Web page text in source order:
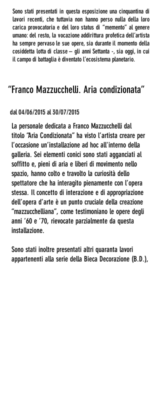
Sono stati presentati in questa esposizione una cinquantina di
lavori recenti, che tuttavia non hanno perso nulla della loro
carica provocatoria e del loro status di “memento” al genere
umano: del resto, la vocazione addirittura profetica dell’artista
ha sempre pervaso le sue opere, sia durante il momento della
cosiddetta lotta di classe – gli anni Settanta -, sia oggi, in cui
il campo di battaglia è diventato l’ecosistema planetario.
“Franco Mazzucchelli. Aria condizionata”
dal 04/06/2015 al 30/07/2015
La personale dedicata a Franco Mazzucchelli dal
titolo “Aria Condizionata” ha visto l’artista creare per
l’occasione un’installazione ad hoc all'interno della
galleria. Sei elementi conici sono stati agganciati al
soffitto e, pieni di aria e liberi di movimento nello
spazio, hanno colto e travolto la curiosità dello
spettatore che ha interagito pienamente con l’opera
stessa. Il concetto di interazione e di appropriazione
dell’opera d’arte è un punto cruciale della creazione
“mazzucchelliana”, come testimoniano le opere degli
anni ‘60 e ’70, rievocate parzialmente da questa
installazione.
Sono stati inoltre presentati altri quaranta lavori
appartenenti alla serie della Bieca Decorazione (B.D.),